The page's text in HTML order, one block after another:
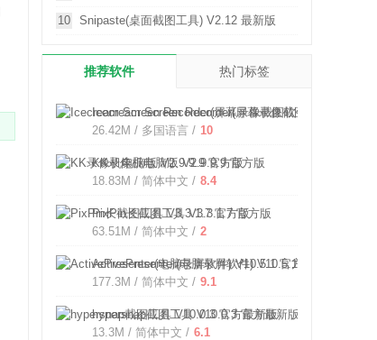
10 Snipaste(桌面截图工具) V2.12 最新版
推荐软件 热门标签
Icecream Screen Recorder(屏幕录像截图软件) V7.48
26.42M / 多国语言 / 10
KK录像机电脑版 V2.9.9.9 官方版
18.83M / 简体中文 / 8.4
PixPin长截图工具 V3.3.1.7 官方版
63.51M / 简体中文 / 2
ActivePresenter(电脑录屏软件) V10.5.1 官方版
177.3M / 简体中文 / 9.1
hypersnap截图工具 V10.0.3 官方最新版
13.3M / 简体中文 / 6.1